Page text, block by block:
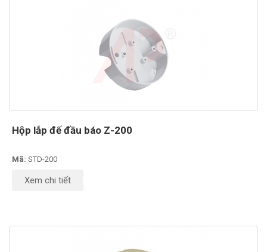
Hộp lắp đế đầu báo Z-200
Mã: STD-200
Xem chi tiết